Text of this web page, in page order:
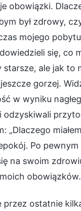
obowiązki.
był zdrowy,
mojego
się, co
ale jak to
jeszcze gorzej.
w wyniku
„Dlaczego
Po
na swoim
obowiązków.
ostatnie